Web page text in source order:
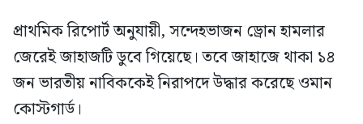
প্রাথমিক রিপোর্ট অনুযায়ী, সন্দেহভাজন ড্রোন হামলার
জেরেই জাহাজটি ডুবে গিয়েছে। তবে জাহাজে থাকা ১৪
জন ভারতীয় নাবিককেই নিরাপদে উদ্ধার করেছে ওমান
কোস্টগার্ড।